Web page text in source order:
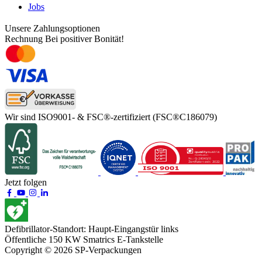
Jobs
Unsere Zahlungsoptionen
Rechnung Bei positiver Bonität!
Wir sind ISO9001- & FSC®-zertifiziert (FSC®C186079)
Jetzt folgen
Defibrillator-Standort: Haupt-Eingangstür links
Öffentliche 150 KW Smatrics E-Tankstelle
Copyright © 2026 SP-Verpackungen